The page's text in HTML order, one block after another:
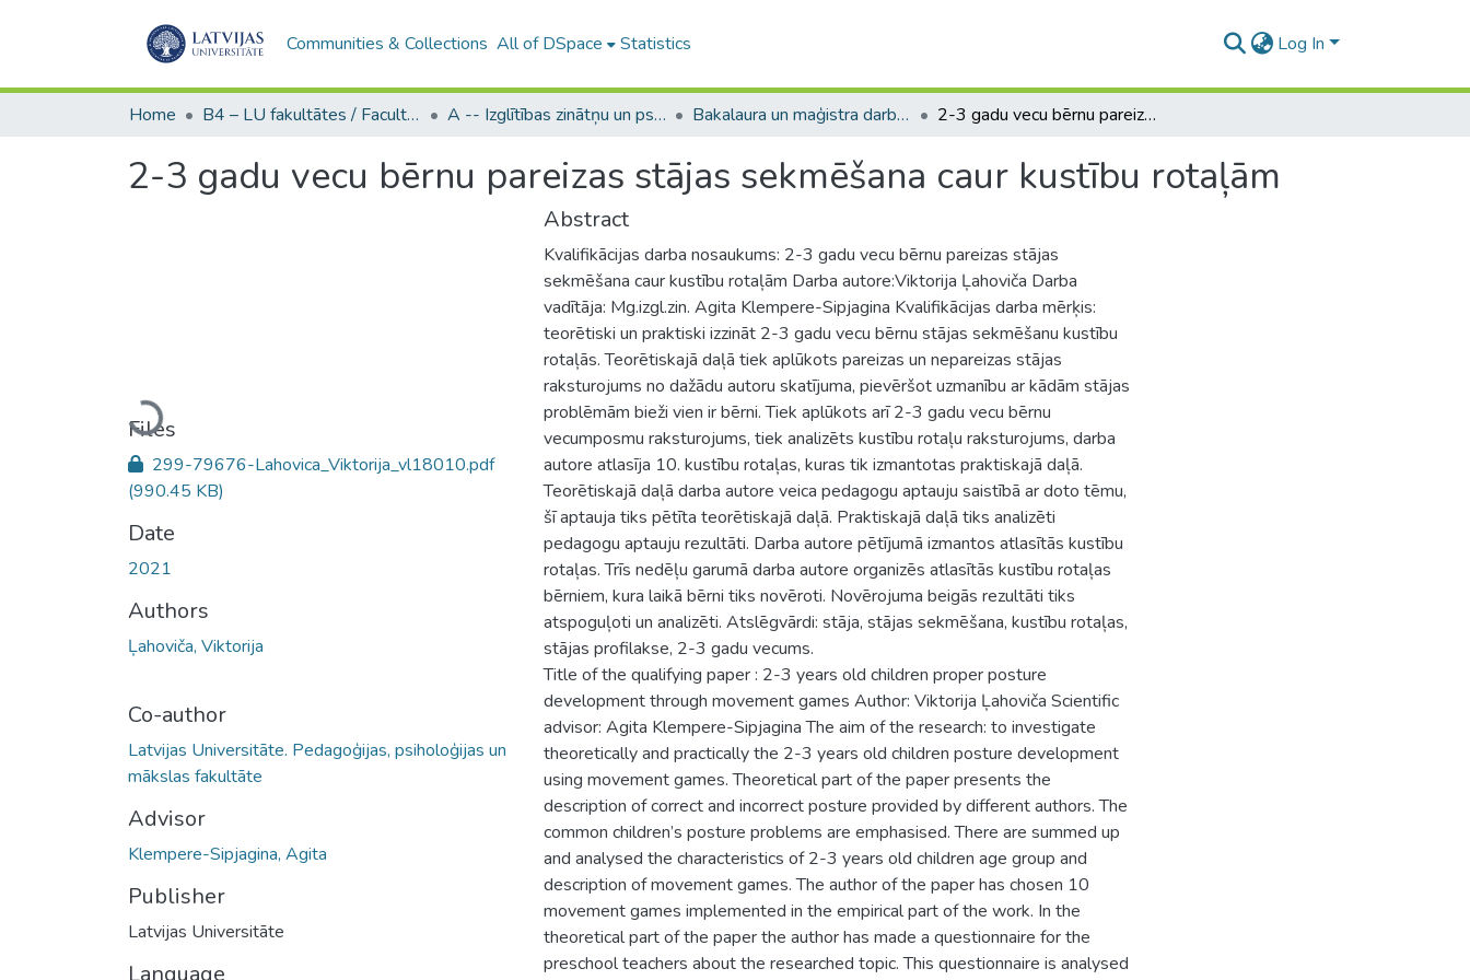
Communities & Collections All of DSpace Statistics Log In
Home B4 – LU fakultātes / Faculties of the UL A -- Izglītības zinātņu un psiholoģijas fakultāte / Faculty of Education Sciences and Psychology Bakalaura un maģistra darbi (PPMF) / Bachelor's and Master's theses 2-3 gadu vecu bērnu pareizas stājas sekmēšana caur kustību rotaļām
2-3 gadu vecu bērnu pareizas stājas sekmēšana caur kustību rotaļām
Loading...
Files
299-79676-Lahovica_Viktorija_vl18010.pdf
(990.45 KB)
Date
2021
Authors
Ļahoviča, Viktorija
Co-author
Latvijas Universitāte. Pedagoģijas, psiholoģijas un
mākslas fakultāte
Advisor
Klempere-Sipjagina, Agita
Publisher
Latvijas Universitāte
Language
Abstract
Kvalifikācijas darba nosaukums: 2-3 gadu vecu bērnu pareizas stājas
sekmēšana caur kustību rotaļām Darba autore:Viktorija Ļahoviča Darba
vadītāja: Mg.izgl.zin. Agita Klempere-Sipjagina Kvalifikācijas darba mērķis:
teorētiski un praktiski izzināt 2-3 gadu vecu bērnu stājas sekmēšanu kustību
rotaļās. Teorētiskajā daļā tiek aplūkots pareizas un nepareizas stājas
raksturojums no dažādu autoru skatījuma, pievēršot uzmanību ar kādām stājas
problēmām bieži vien ir bērni. Tiek aplūkots arī 2-3 gadu vecu bērnu
vecumposmu raksturojums, tiek analizēts kustību rotaļu raksturojums, darba
autore atlasīja 10. kustību rotaļas, kuras tik izmantotas praktiskajā daļā.
Teorētiskajā daļā darba autore veica pedagogu aptauju saistībā ar doto tēmu,
šī aptauja tiks pētīta teorētiskajā daļā. Praktiskajā daļā tiks analizēti
pedagogu aptauju rezultāti. Darba autore pētījumā izmantos atlasītās kustību
rotaļas. Trīs nedēļu garumā darba autore organizēs atlasītās kustību rotaļas
bērniem, kura laikā bērni tiks novēroti. Novērojuma beigās rezultāti tiks
atspoguļoti un analizēti. Atslēgvārdi: stāja, stājas sekmēšana, kustību rotaļas,
stājas profilakse, 2-3 gadu vecums.
Title of the qualifying paper : 2-3 years old children proper posture
development through movement games Author: Viktorija Ļahoviča Scientific
advisor: Agita Klempere-Sipjagina The aim of the research: to investigate
theoretically and practically the 2-3 years old children posture development
using movement games. Theoretical part of the paper presents the
description of correct and incorrect posture provided by different authors. The
common children’s posture problems are emphasised. There are summed up
and analysed the characteristics of 2-3 years old children age group and
description of movement games. The author of the paper has chosen 10
movement games implemented in the empirical part of the work. In the
theoretical part of the paper the author has made a questionnaire for the
preschool teachers about the researched topic. This questionnaire is analysed